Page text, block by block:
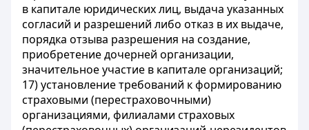
в капитале юридических лиц, выдача указанных
согласий и разрешений либо отказ в их выдаче,
порядка отзыва разрешения на создание,
приобретение дочерней организации,
значительное участие в капитале организаций;
17) установление требований к формированию
страховыми (перестраховочными)
организациями, филиалами страховых